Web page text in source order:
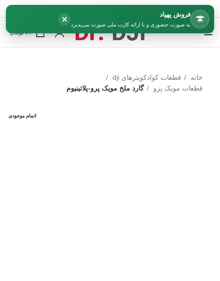
فروش پهپاد
به صورت حضوری و با ارائه کارت ملی صورت می‌پذیرد
×
/
0 تومان
خانه
قطعات کوادکوپترهای dji
قطعات مویک پرو
گارد ملخ مویک پرو-پلاتینیوم
اتمام موجودی